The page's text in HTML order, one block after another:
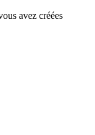
avez créées